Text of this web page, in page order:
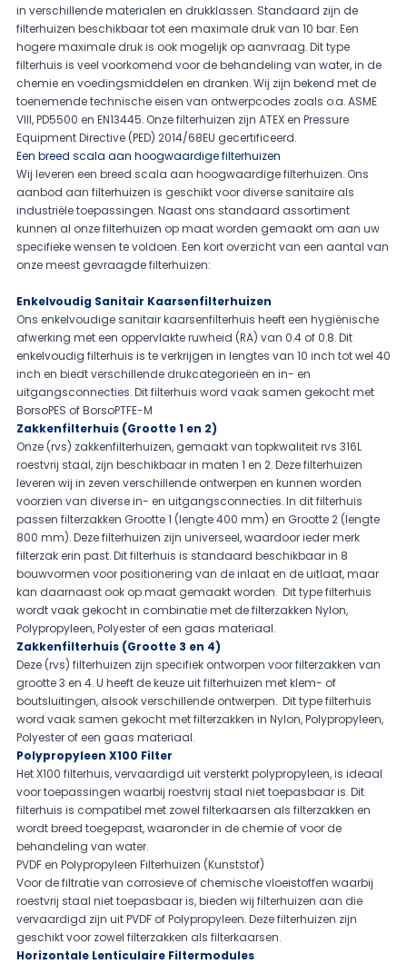
in verschillende materialen en drukklassen. Standaard zijn de
filterhuizen beschikbaar tot een maximale druk van 10 bar. Een
hogere maximale druk is ook mogelijk op aanvraag. Dit type
filterhuis is veel voorkomend voor de behandeling van water, in de
chemie en voedingsmiddelen en dranken. Wij zijn bekend met de
toenemende technische eisen van ontwerpcodes zoals o.a. ASME
VIII, PD5500 en EN13445. Onze filterhuizen zijn ATEX en Pressure
Equipment Directive (PED) 2014/68EU gecertificeerd.
Een breed scala aan hoogwaardige filterhuizen
Wij leveren een breed scala aan hoogwaardige filterhuizen. Ons
aanbod aan filterhuizen is geschikt voor diverse sanitaire als
industriële toepassingen. Naast ons standaard assortiment
kunnen al onze filterhuizen op maat worden gemaakt om aan uw
specifieke wensen te voldoen. Een kort overzicht van een aantal van
onze meest gevraagde filterhuizen:
Enkelvoudig Sanitair Kaarsenfilterhuizen
Ons enkelvoudige sanitair kaarsenfilterhuis heeft een hygiënische
afwerking met een oppervlakte ruwheid (RA) van 0.4 of 0.8. Dit
enkelvoudig filterhuis is te verkrijgen in lengtes van 10 inch tot wel 40
inch en biedt verschillende drukcategorieën en in- en
uitgangsconnecties. Dit filterhuis word vaak samen gekocht met
BorsoPES ofBorsoPTFE-M
Zakkenfilterhuis (Grootte 1 en 2)
Onze (rvs) zakkenfilterhuizen, gemaakt van topkwaliteit rvs 316L
roestvrij staal, zijn beschikbaar in maten 1 en 2. Deze filterhuizen
leveren wij in zeven verschillende ontwerpen en kunnen worden
voorzien van diverse in- en uitgangsconnecties. In dit filterhuis
passen filterzakken Grootte 1 (lengte 400 mm) en Grootte 2 (lengte
800 mm). Deze filterhuizen zijn universeel, waardoor ieder merk
filterzak erin past. Dit filterhuis is standaard beschikbaar in 8
bouwvormen voor positionering van de inlaat en de uitlaat, maar
kan daarnaast ook op maat gemaakt worden. Dit type filterhuis
wordt vaak gekocht in combinatie met de filterzakken Nylon,
Polypropyleen,Polyester of een gaas materiaal.
Zakkenfilterhuis (Grootte 3 en 4)
Deze (rvs) filterhuizen zijn specifiek ontworpen voor filterzakken van
grootte 3 en 4. U heeft de keuze uit filterhuizen met klem- of
boutsluitingen, alsook verschillende ontwerpen. Dit type filterhuis
word vaak samen gekocht met filterzakken in Nylon,Polypropyleen,
Polyesterof een gaas materiaal.
Polypropyleen X100 Filter
Het X100 filterhuis, vervaardigd uit versterkt polypropyleen, is ideaal
voor toepassingen waarbij roestvrij staal niet toepasbaar is. Dit
filterhuis is compatibel met zowel filterkaarsen als filterzakken en
wordt breed toegepast, waaronder in de chemie of voor de
behandeling van water.
PVDF en Polypropyleen Filterhuizen (Kunststof)
Voor de filtratie van corrosieve of chemische vloeistoffen waarbij
roestvrij staal niet toepasbaar is, bieden wij filterhuizen aan die
vervaardigd zijn uit PVDF of Polypropyleen. Deze filterhuizen zijn
geschikt voor zowel filterzakken als filterkaarsen.
Horizontale Lenticulaire Filtermodules